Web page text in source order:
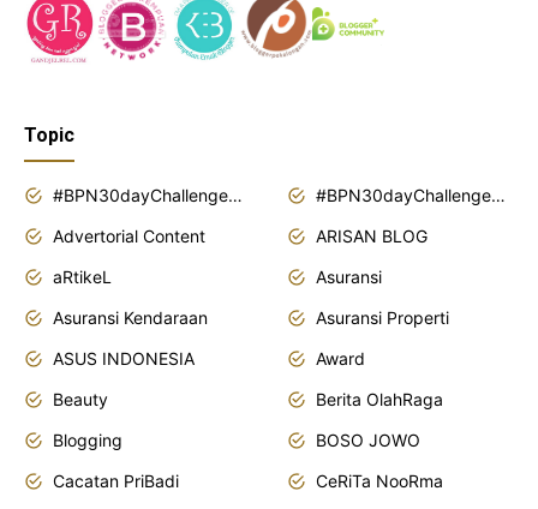
Topic
#BPN30dayChallenge2018
#BPN30dayChallenge2019
Advertorial Content
ARISAN BLOG
aRtikeL
Asuransi
Asuransi Kendaraan
Asuransi Properti
ASUS INDONESIA
Award
Beauty
Berita OlahRaga
Blogging
BOSO JOWO
Cacatan PriBadi
CeRiTa NooRma